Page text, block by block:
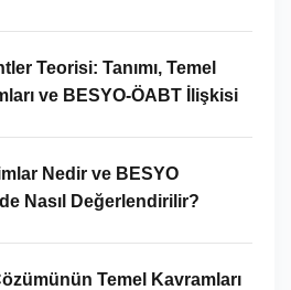
Teorisi: Tanımı, Temel
ve BESYO-ÖABT İlişkisi
Nedir ve BESYO
Nasıl Değerlendirilir?
Temel Kavramları